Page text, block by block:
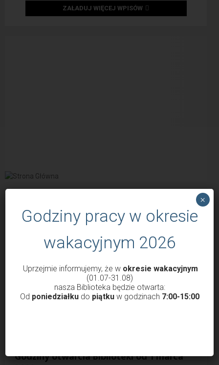
ZAŁADUJ WIĘCEJ WPISÓW
Godziny otwarcia Biblioteki od 1 marca
Godziny pracy w okresie
wakacyjnym 2026
Uprzejmie informujemy, że w okresie wakacyjnym
(01.07-31.08)
nasza Biblioteka będzie otwarta:
Od poniedziałkudo piątkuw godzinach 7:00-15:00
×